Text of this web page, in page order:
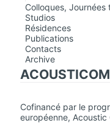
Colloques, Journées
Studios
Résidences
Publications
Contacts
Archive
Cofinancé par le
européenne, Acoustic